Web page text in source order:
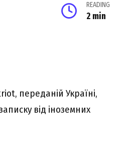
READING
2 min
переданій Україні,
від іноземних